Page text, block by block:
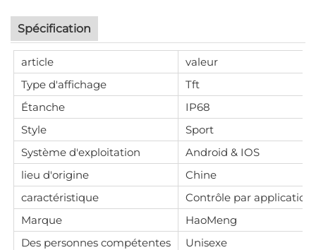
Spécification
article
valeur
Type d'affichage
Tft
Étanche
IP68
Style
Sport
Système d'exploitation
Android & IOS
lieu d'origine
Chine
caractéristique
Contrôle par application
Marque
HaoMeng
Des personnes compétentes
Unisexe